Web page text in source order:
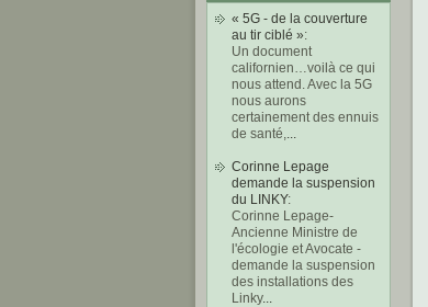
« 5G - de la couverture
au tir ciblé »:
Un document
californien…voilà ce qui
nous attend. Avec la 5G
nous aurons
certainement des ennuis
de santé,...
Corinne Lepage
demande la suspension
du LINKY:
Corinne Lepage-
Ancienne Ministre de
l'écologie et Avocate -
demande la suspension
des installations des
Linky...